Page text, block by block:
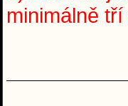
minimálně